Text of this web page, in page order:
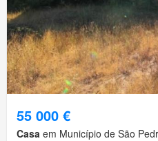
55 000 €
Casa em Município de São